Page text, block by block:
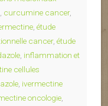
curcumine cancer,
étude
cancer, étude
inflammation et
cellules
ivermectine
oncologie